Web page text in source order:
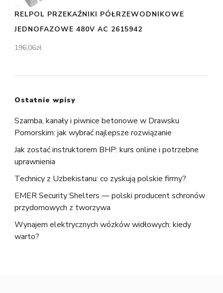
RELPOL PRZEKAŹNIKI PÓŁRZEWODNIKOWE
JEDNOFAZOWE 480V AC 2615942
196,06zł
Ostatnie wpisy
Szamba, kanały i piwnice betonowe w Drawsku
Pomorskim: jak wybrać najlepsze rozwiązanie
Jak zostać instruktorem BHP: kurs online i potrzebne
uprawnienia
Technicy z Uzbekistanu: co zyskują polskie firmy?
EMER Security Shelters — polski producent schronów
przydomowych z tworzywa
Wynajem elektrycznych wózków widłowych: kiedy
warto?